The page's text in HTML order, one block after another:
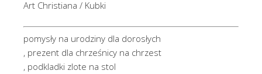
Art Christiana / Kubki
pomysły na urodziny dla dorosłych
, prezent dla chrześnicy na chrzest
, podkladki zlote na stol